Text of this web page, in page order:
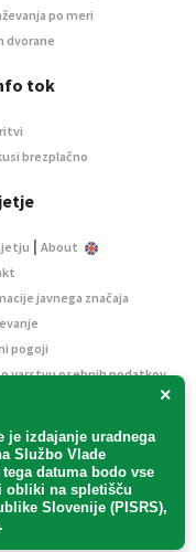
×
je izdajanje uradnega
Službo Vlade
tega datuma bodo vse
obliki na spletišču
Slovenije (PISRS),
po meri
dvorane
tok
brezplačno
| About
javnega značaja
pogoji
o varstvu osebnih podatkov